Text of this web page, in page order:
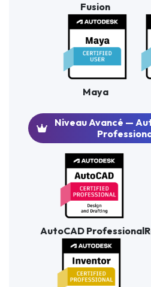
Fusion
Maya
Niveau Avancé —
AutoCAD Professional